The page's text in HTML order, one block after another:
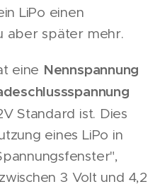
LiPo einen
aber später mehr.
eine Nennspannung
Standard ist. Dies
eines LiPo in
3 Volt und 4,2